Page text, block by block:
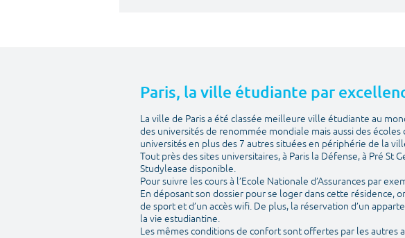
Paris, la ville étudiante par
La ville de Paris a été classée meilleure ville étudiante au
des universités de renommée mondiale mais aussi des
universités en plus des 7 autres situées en périphérie de la
Tout près des sites universitaires, à Paris la Défense, à Pré
Studylease disponible.
Pour suivre les cours à l’Ecole Nationale d’Assurances par
En déposant son dossier pour se loger dans cette résidence,
de sport et d’un accès wifi. De plus, la réservation d’un
la vie estudiantine.
Les mêmes conditions de confort sont offertes par les autres